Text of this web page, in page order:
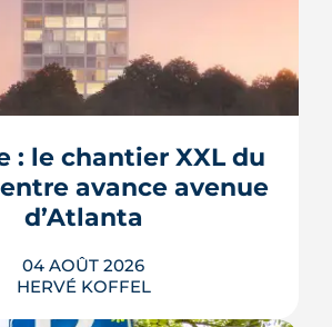
et dernière phase de
Andromède doit livrer
logements à partir de
des joncs, contraint
plan d'aménagement et
calendrier déjà tendu.
LIRE L'ARTICLE
: le chantier XXL du
avance avenue
d’Atlanta
04 AOÛT 2026
HERVÉ KOFFEL